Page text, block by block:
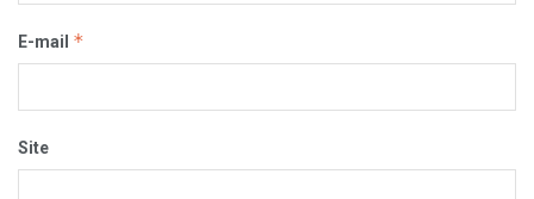
E-mail *
Site